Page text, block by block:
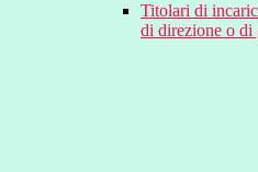
Titolari di
di direzione o di